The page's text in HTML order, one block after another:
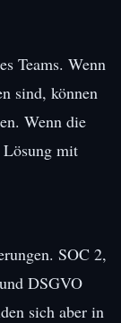
Teams. Wenn
sind, können
Wenn die
Lösung mit
SOC 2,
DSGVO
sich aber in